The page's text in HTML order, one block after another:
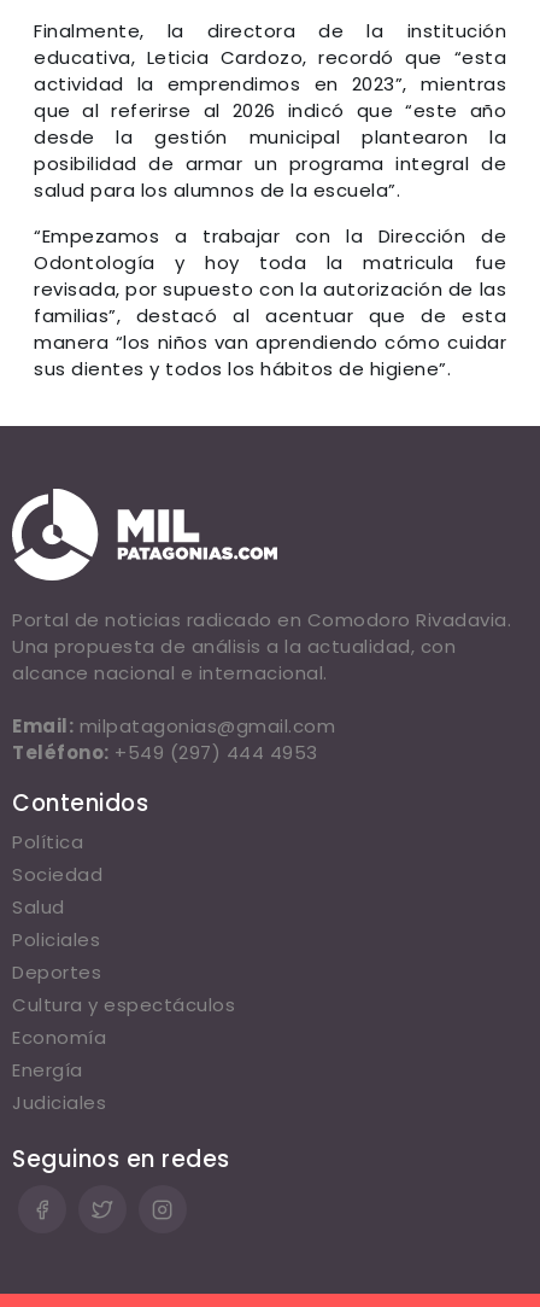
Finalmente, la directora de la institución
educativa, Leticia Cardozo, recordó que “esta
actividad la emprendimos en 2023”, mientras
que al referirse al 2026 indicó que “este año
desde la gestión municipal plantearon la
posibilidad de armar un programa integral de
salud para los alumnos de la escuela”.
“Empezamos a trabajar con la Dirección de
Odontología y hoy toda la matricula fue
revisada, por supuesto con la autorización de las
familias”, destacó al acentuar que de esta
manera “los niños van aprendiendo cómo cuidar
sus dientes y todos los hábitos de higiene”.
Portal de noticias radicado en Comodoro Rivadavia.
Una propuesta de análisis a la actualidad, con
alcance nacional e internacional.
Email: milpatagonias@gmail.com
Teléfono: +549 (297) 444 4953
Contenidos
Política
Sociedad
Salud
Policiales
Deportes
Cultura y espectáculos
Economía
Energía
Judiciales
Seguinos en redes